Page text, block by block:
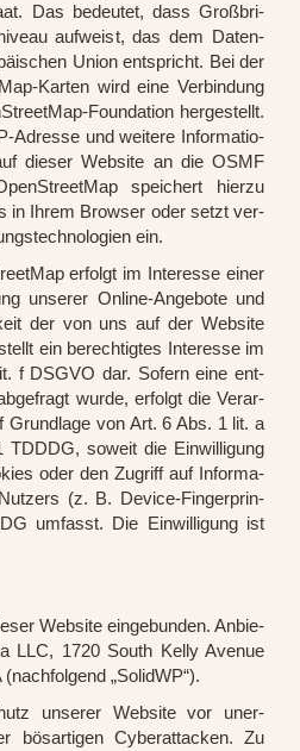
Das bedeu­tet, dass Groß­bri­
auf­weist, das dem Daten­
Uni­on ent­spricht. Bei der
Kar­ten wird eine Ver­bin­dung
Foun­da­ti­on her­ge­stellt.
Adres­se und wei­te­re Infor­ma­tio­
die­ser Web­site an die OSMF
spei­chert hier­zu
in Ihrem Brow­ser oder setzt ver­
ein.
erfolgt im Inter­es­se einer
unse­rer Online-Ange­bo­te und
der von uns auf der Web­site
ein berech­tig­tes Inter­es­se im
f DSGVO dar. Sofern eine ent­
wur­de, erfolgt die Ver­ar­
Grund­la­ge von Art. 6 Abs. 1 lit. a
soweit die Ein­wil­li­gung
oder den Zugriff auf Infor­ma­
(z. B. Device-Fin­ger­prin­
umfasst. Die Ein­wil­li­gung ist
Web­site ein­ge­bun­den. Anbie­
LLC, 1720 South Kel­ly Ave­nue
„SolidWP“).
unse­rer Web­site vor uner­
bös­ar­ti­gen Cyber­at­ta­cken. Zu